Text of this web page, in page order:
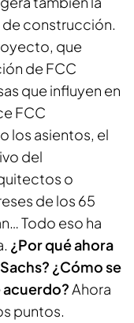
construcción.
que
de FCC
que influyen en
FCC
los asientos, el
del
o
de los 65
Todo eso ha
¿Por qué ahora
¿Cómo se
acuerdo?Ahora
puntos.